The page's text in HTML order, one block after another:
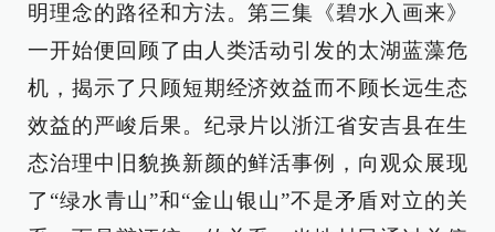
明理念的路径和方法。第三集《碧水入画来》
一开始便回顾了由人类活动引发的太湖蓝藻危
机，揭示了只顾短期经济效益而不顾长远生态
效益的严峻后果。纪录片以浙江省安吉县在生
态治理中旧貌换新颜的鲜活事例，向观众展现
了“绿水青山”和“金山银山”不是矛盾对立的关